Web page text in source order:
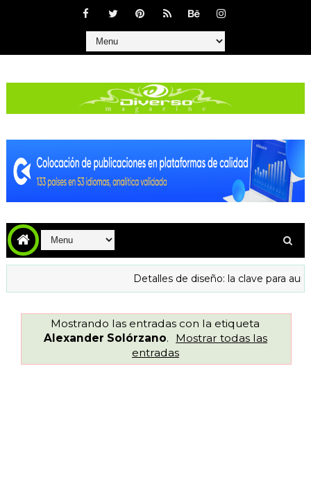
Detalles de diseño: la clave para aumentar
Mostrando las entradas con la etiqueta
Alexander Solórzano.
Mostrar todas las
entradas